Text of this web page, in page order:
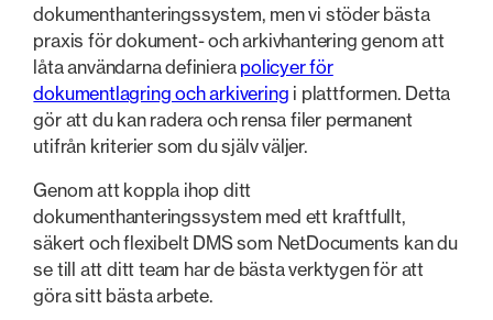
dokumenthanteringssystem, men vi stöder bästa
praxis för dokument- och arkivhantering genom att
låta användarna definiera policyer för
dokumentlagring och arkivering i plattformen. Detta
gör att du kan radera och rensa filer permanent
utifrån kriterier som du själv väljer.
Genom att koppla ihop ditt
dokumenthanteringssystem med ett kraftfullt,
säkert och flexibelt DMS som NetDocuments kan du
se till att ditt team har de bästa verktygen för att
göra sitt bästa arbete.